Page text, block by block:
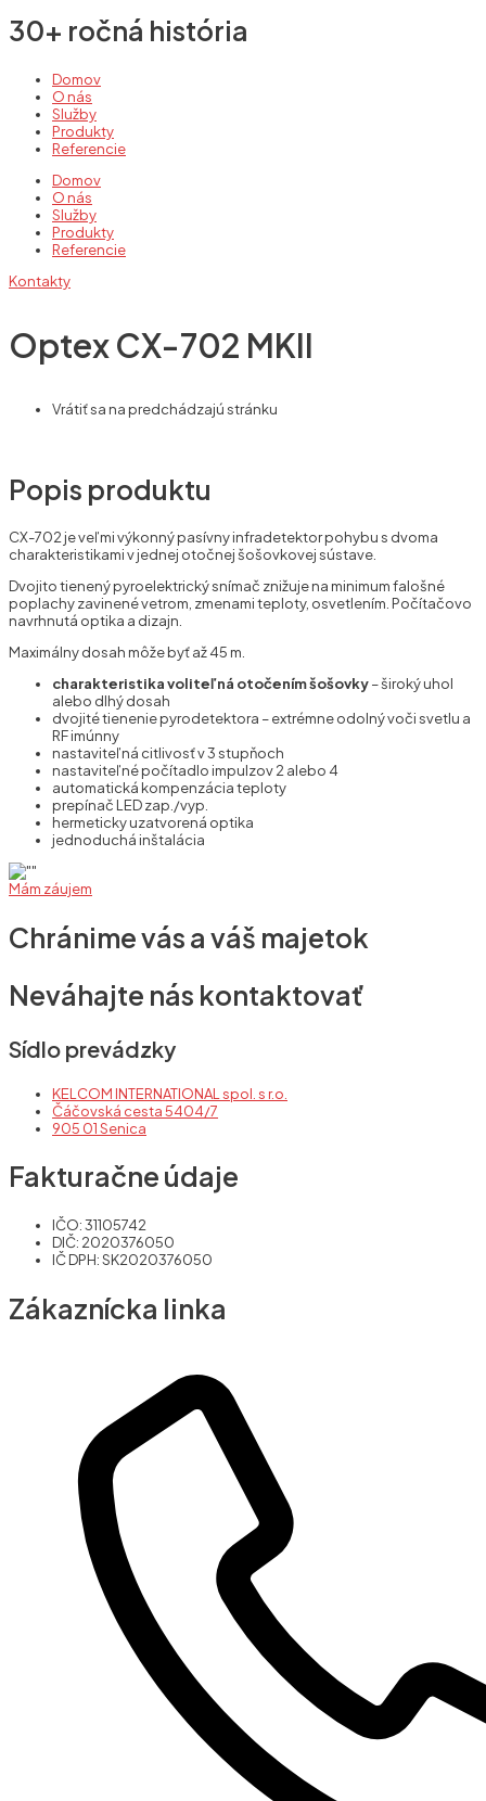
30+ ročná história
Domov
O nás
Služby
Produkty
Referencie
Domov
O nás
Služby
Produkty
Referencie
Kontakty
Optex CX-702 MKII
Vrátiť sa na predchádzajú stránku
Popis produktu
CX-702 je veľmi výkonný pasívny infradetektor pohybu s dvoma
charakteristikami v jednej otočnej šošovkovej sústave.
Dvojito tienený pyroelektrický snímač znižuje na minimum falošné
poplachy zavinené vetrom, zmenami teploty, osvetlením. Počítačovo
navrhnutá optika a dizajn.
Maximálny dosah môže byť až 45 m.
charakteristika voliteľná otočením šošovky– široký uhol
alebo dlhý dosah
dvojité tienenie pyrodetektora – extrémne odolný voči svetlu a
RF imúnny
nastaviteľná citlivosť v 3 stupňoch
nastaviteľné počítadlo impulzov 2 alebo 4
automatická kompenzácia teploty
prepínač LED zap./vyp.
hermeticky uzatvorená optika
jednoduchá inštalácia
Mám záujem
Chránime vás a váš majetok
Neváhajte nás kontaktovať
Sídlo prevádzky
KELCOM INTERNATIONAL spol. s r.o.
Čáčovská cesta 5404/7
905 01 Senica
Fakturačne údaje
IČO: 31105742
DIČ: 2020376050
IČ DPH: SK2020376050
Zákaznícka linka